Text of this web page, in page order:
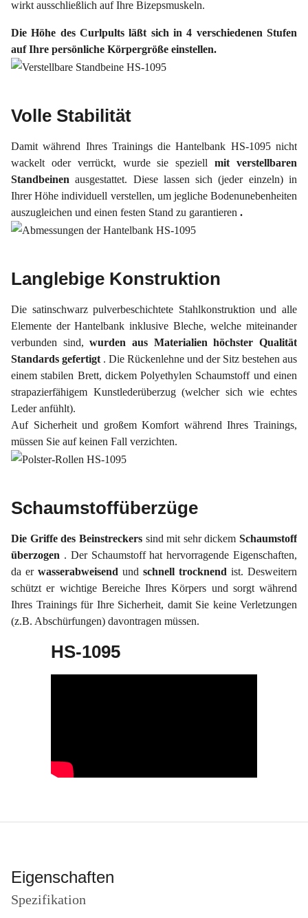
wirkt ausschließlich auf Ihre Bizepsmuskeln.
Die Höhe des Curlpults läßt sich in 4 verschiedenen Stufen
auf Ihre persönliche Körpergröße einstellen.
Volle Stabilität
Damit während Ihres Trainings die Hantelbank HS-1095 nicht
wackelt oder verrückt, wurde sie speziellmit verstellbaren
Standbeinenausgestattet. Diese lassen sich (jeder einzeln) in
Ihrer Höhe individuell verstellen, um jegliche Bodenunebenheiten
auszugleichen und einen festen Stand zu garantieren .
Langlebige Konstruktion
Die satinschwarz pulverbeschichtete Stahlkonstruktion und alle
Elemente der Hantelbank inklusive Bleche, welche miteinander
verbunden sind,wurden aus Materialien höchster Qualität
Standards gefertigt . Die Rückenlehne und der Sitz bestehen aus
einem stabilen Brett, dickem Polyethylen Schaumstoff und einen
strapazierfähigem Kunstlederüberzug (welcher sich wie echtes
Leder anfühlt).
Auf Sicherheit und großem Komfort während Ihres Trainings,
müssen Sie auf keinen Fall verzichten.
Schaumstoffüberzüge
Die Griffe des Beinstreckers sind mit sehr dickem Schaumstoff
überzogen . Der Schaumstoff hat hervorragende Eigenschaften,
da er wasserabweisend und schnell trocknend ist. Desweitern
schützt er wichtige Bereiche Ihres Körpers und sorgt während
Ihres Trainings für Ihre Sicherheit, damit Sie keine Verletzungen
(z.B. Abschürfungen) davontragen müssen.
HS-1095
Eigenschaften
Spezifikation